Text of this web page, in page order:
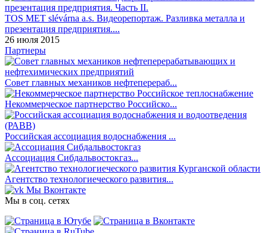
TOS MET slévárna a.s. Видеорепортаж. Разливка металла и
презентация предприятия....
26 июля 2015
Партнеры
Совет главных механиков нефтеперераб...
Некоммерческое партнерство Российско...
Российская ассоциация водоснабжения ...
Ассоциация Сибдальвостокгаз...
Агентство технологиеческого развития...
Мы Вконтакте
Мы в соц. сетях